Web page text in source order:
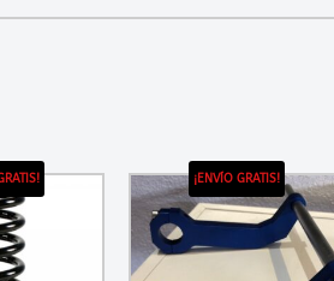
¡ENVÍO GRATIS!